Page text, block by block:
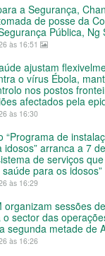
a Segurança,
de posse da
Pública, Ng
às 16:51
ajustam
o vírus Ébola,
nos postos
afectados pela
às 16:30
“Programa de
idosos” arranca a 7
de serviços
para os idosos”
às 16:29
organizam sessões
sector das
segunda metade de
às 16:26